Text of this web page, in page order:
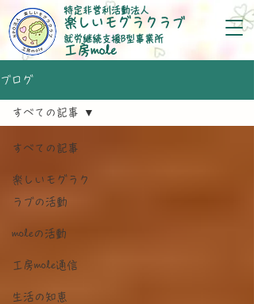
特定非営利活動法人
楽しいモグラクラブ
就労継続支援B型事業所
​工房mole
ブログ
すべての記事
楽しいモグラク
ラブの活動
moleの活動
工房mole通信
生活の知恵
すべての記事